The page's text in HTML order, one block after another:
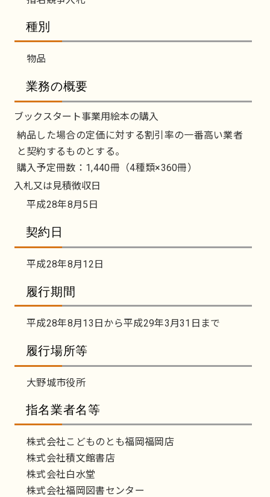
種別
物品
業務の概要
ブックスタート事業用絵本の購入
納品した場合の定価に対する割引率の一番高い業者
と契約するものとする。
購入予定冊数：1,440冊（4種類×360冊）
入札又は見積徴収日
平成28年8月5日
契約日
平成28年8月12日
履行期間
平成28年8月13日から平成29年3月31日まで
履行場所等
大野城市役所
指名業者名等
株式会社こどものとも福岡福岡店
株式会社積文館書店
株式会社白水堂
株式会社福岡図書センター